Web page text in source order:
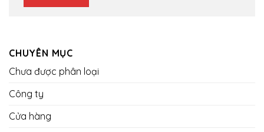
CHUYÊN MỤC
Chưa được phân loại
Công ty
Cửa hàng